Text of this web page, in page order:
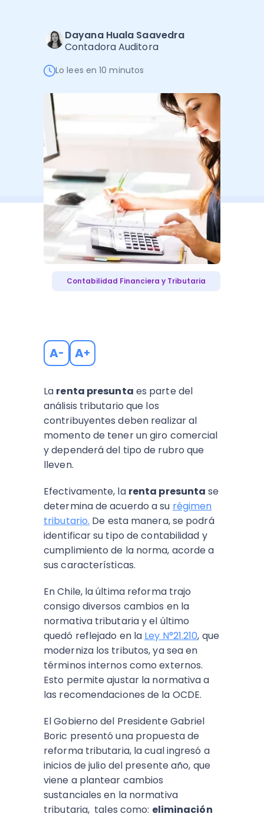
Software Factura y Administración
Autores
Dayana Huala Saavedra
Contadora Auditora
Lo lees en 10 minutos
Contabilidad Financiera y Tributaria
A- A+
La renta presunta es parte del
análisis tributario que los
contribuyentes deben realizar al
momento de tener un giro comercial
y dependerá del tipo de rubro que
lleven.
Efectivamente, la renta presunta se
determina de acuerdo a su régimen
tributario. De esta manera, se podrá
identificar su tipo de contabilidad y
cumplimiento de la norma, acorde a
sus características.
En Chile, la última reforma trajo
consigo diversos cambios en la
normativa tributaria y el último
quedó reflejado en la Ley N°21.210, que
moderniza los tributos, ya sea en
términos internos como externos.
Esto permite ajustar la normativa a
las recomendaciones de la OCDE.
El Gobierno del Presidente Gabriel
Boric presentó una propuesta de
reforma tributaria, la cual ingresó a
inicios de julio del presente año, que
viene a plantear cambios
sustanciales en la normativa
tributaria, tales como: eliminación